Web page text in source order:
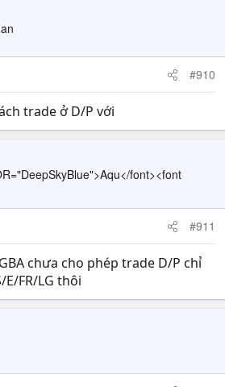
#910
trade ở D/P với
font><font
#911
chưa cho phép trade D/P chỉ
FR/LG thôi